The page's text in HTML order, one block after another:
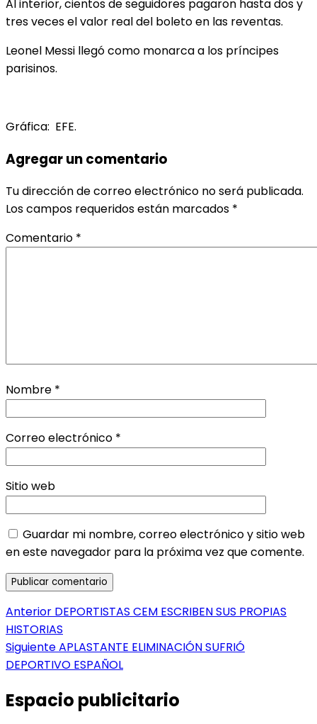
Al interior, cientos de seguidores pagaron hasta dos y
tres veces el valor real del boleto en las reventas.
Leonel Messi llegó como monarca a los príncipes
parisinos.
Gráfica: EFE.
Agregar un comentario
Tu dirección de correo electrónico no será publicada.
Los campos requeridos están marcados *
Comentario *
Nombre *
Correo electrónico *
Sitio web
Guardar mi nombre, correo electrónico y sitio web
en este navegador para la próxima vez que comente.
Navegación
de
entradas
Anterior Entrada
anterior:
DEPORTISTAS CEM ESCRIBEN SUS PROPIAS
HISTORIAS
SiguienteEntrada
siguiente:
APLASTANTE ELIMINACIÓN SUFRIÓ
DEPORTIVO ESPAÑOL
Espacio publicitario